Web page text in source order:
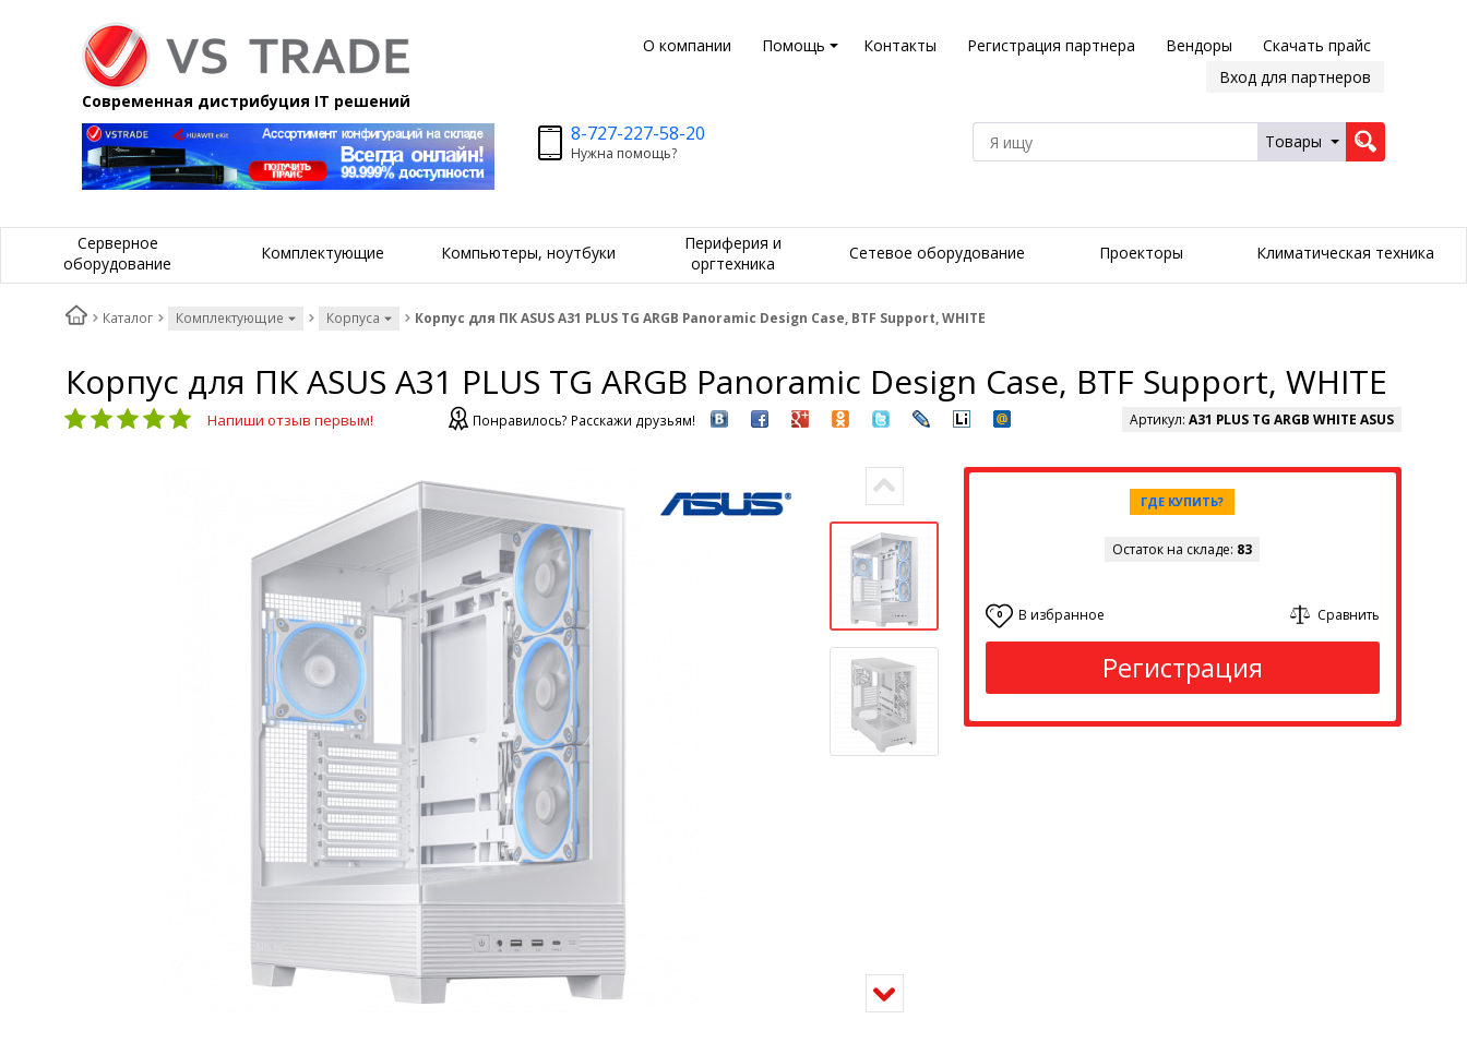
О компании Помощь Контакты Регистрация партнера Вендоры
Скачать прайс
Вход для партнеров
Современная дистрибуция IT решений
8-727-227-58-20
Нужна помощь?
Товары
Серверное
оборудование
Комплектующие Компьютеры, ноутбуки
Периферия и
оргтехника
Сетевое оборудование Проекторы Климатическая техника
Каталог Комплектующие Корпуса Корпус для ПК ASUS A31 PLUS TG ARGB Panoramic Design Case, BTF Support, WHITE
Корпус для ПК ASUS A31 PLUS TG ARGB Panoramic Design Case, BTF Support, WHITE
Напиши отзыв первым! Понравилось? Расскажи друзьям! Артикул: A31 PLUS TG ARGB WHITE ASUS
ГДЕ КУПИТЬ?
Остаток на складе: 83
0 В избранное Сравнить
Регистрация